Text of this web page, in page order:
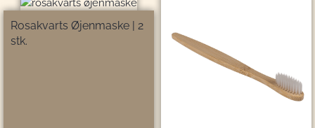
Rosakvarts Øjenmaske | 2
stk.